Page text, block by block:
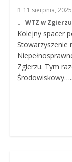
11 sierpnia, 2025
WTZ w Zgierzu
Kolejny spacer
Stowarzyszenie
Zgierzu. Tym
Środowiskowy…..